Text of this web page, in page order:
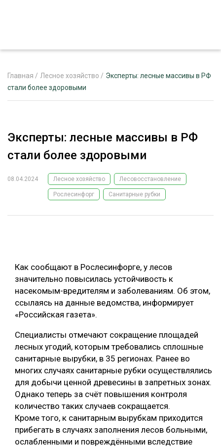
РЕКЛАМОДАТЕЛЯМ
ЛЕСНОЕ ХОЗЯЙСТВО
ЛЕСОЗАГОТОВКА
БИОЭНЕРГЕТИКА
ЛЕСОВОССТАНОВЛЕНИЕ И ЗАЩИТА
ЛОГИСТИКА
КОМПЛЕКСНАЯ ПЕРЕРАБОТКА
ЛЕСОПИЛЕНИЕ
ДЕРЕВЯННОЕ ДОМОСТРОЕНИЕ
БЕЗОПАСНОЕ ПРОИЗВОДСТВО
СОРТИРОВКА ДРЕВЕСИНЫ
ПОДБОРКИ СТАТЕЙ
Главная / Лесное хозяйство / Эксперты: лесные массивы в РФ
стали более здоровыми
Эксперты: лесные массивы в РФ
стали более здоровыми
08.04.2024 Лесное хозяйство Лесовосстановление
Рослесинфорг Санитарные рубки
Как сообщают в Рослесинфорге, у лесов
значительно повысилась устойчивость к
насекомым-вредителям и заболеваниям. Об этом,
ссылаясь на данные ведомства, информирует
«Российская газета».
Специалисты отмечают сокращение площадей
лесных угодий, которым требовались сплошные
санитарные вырубки, в 35 регионах. Ранее во
многих случаях санитарные рубки осуществлялись
для добычи ценной древесины в запретных зонах.
Однако теперь за счёт повышения контроля
количество таких случаев сокращается.
Кроме того, к санитарным вырубкам приходится
прибегать в случаях заполнения лесов больными,
ослабленными и повреждёнными вследствие